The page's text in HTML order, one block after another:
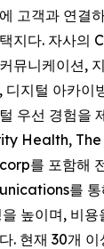
고객과 연결
지다. 자사
뮤니케이션,
디지털 아카이
우선 경험을
Health,
를 포함해
를 통
높이며, 비
. 현재 30개